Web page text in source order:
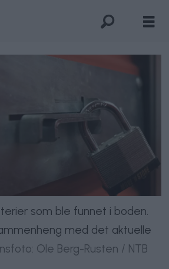
som ble funnet i boden.
med det aktuelle
Ole Berg-Rusten / NTB